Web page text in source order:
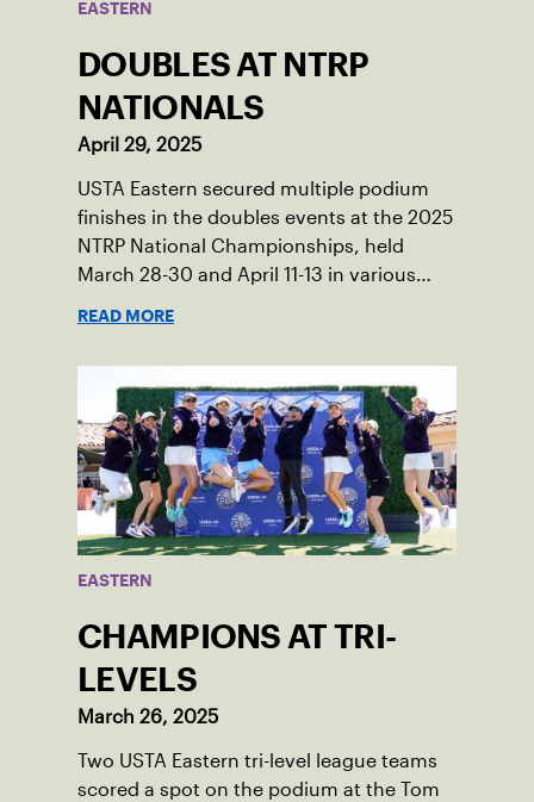
EASTERN
DOUBLES AT NTRP
NATIONALS
April 29, 2025
USTA Eastern secured multiple podium
finishes in the doubles events at the 2025
NTRP National Championships, held
March 28-30 and April 11-13 in various
READ MORE
EASTERN
CHAMPIONS AT TRI-
LEVELS
March 26, 2025
Two USTA Eastern tri-level league teams
scored a spot on the podium at the Tom